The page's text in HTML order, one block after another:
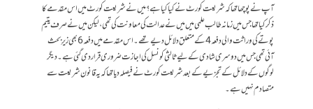
آپ نے پوچھا تھا کہ شریعت کورٹ نے کیا کیا ہے؟ میں نے شریعت کورٹ میں اس مقدمے کا
ذکر کیا تھا جس میں زمانہ طالب علمی میں میں نے عدالت کی معاونت کی تھی، لیکن میں نے صرف یتیم
پوتے کی وراثت والی دفعہ 4 کے متعلق دلائل دیے تھے ۔ اس مقدمے میں دفعہ 6 بھی زیرِ بحث
آئی تھی جس میں دوسری شادی کے لیے ثالثی کونسل کی اجازت ضروری قرار دی گئی ہے۔ دیگر
لوگوں کے دلائل کے تجزیے کے بعد شریعت کورٹ نے فیصلہ دیا تھا کہ یہ قانون شریعت سے
متصادم نہیں ہے۔